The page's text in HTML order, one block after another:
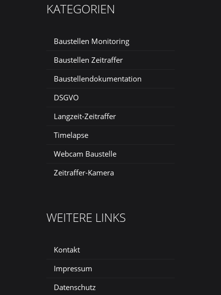
KATEGORIEN
Baustellen Monitoring
Baustellen Zeitraffer
Baustellendokumentation
DSGVO
Langzeit-Zeitraffer
Timelapse
Webcam Baustelle
Zeitraffer-Kamera
WEITERE LINKS
Kontakt
Impressum
Datenschutz